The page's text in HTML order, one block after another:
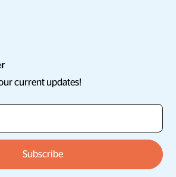
current updates!